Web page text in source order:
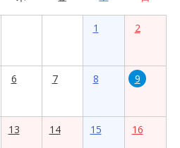
1 2
6 7 8 9
13
14
15
16